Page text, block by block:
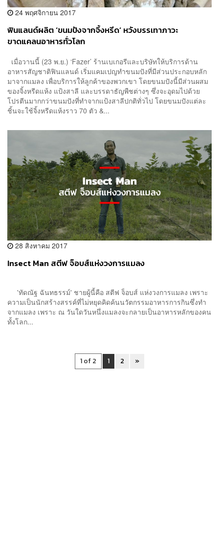
24 พฤศจิกายน 2017
ฟินแลนด์ผลิต ‘ขนมปังจากจิ้งหรีด’ หวังบรรเทาภาวะ
ขาดแคลนอาหารทั่วโลก
เมื่อวานนี้ (23 พ.ย.) ‘Fazer’ ร้านเบเกอรีและบริษัทให้บริการด้าน
อาหารสัญชาติฟินแลนด์ เริ่มแคมเปญทำขนมปังที่มีส่วนประกอบหลัก
มาจากแมลง เพื่อบริการให้ลูกค้าของพวกเขา โดยขนมปังนี้มีส่วนผสม
ของจิ้งหรีดแห้ง แป้งสาลี และบรรดาธัญพืชต่างๆ ซึ่งจะอุดมไปด้วย
โปรตีนมากกว่าขนมปังที่ทำจากแป้งสาลีปกติทั่วไป โดยขนมปังแต่ละ
ชิ้นจะใช้จิ้งหรีดแห้งราว 70 ตัว &...
28 สิงหาคม 2017
Insect Man สตีฟ จ็อบส์แห่งวงการแมลง
'ทัดณัฐ ฉันทธรรม์' ชายผู้นี้คือ สตีฟ จ็อบส์ แห่งวงการแมลง เพราะ
ความเป็นนักสร้างสรรค์ที่ไม่หยุดคิดค้นนวัตกรรมอาหารการกินซึ่งทำ
จากแมลง เพราะ ณ วันใดวันหนึ่งแมลงจะกลายเป็นอาหารหลักของคน
ทั้งโลก...
1 of 2 1 2 »